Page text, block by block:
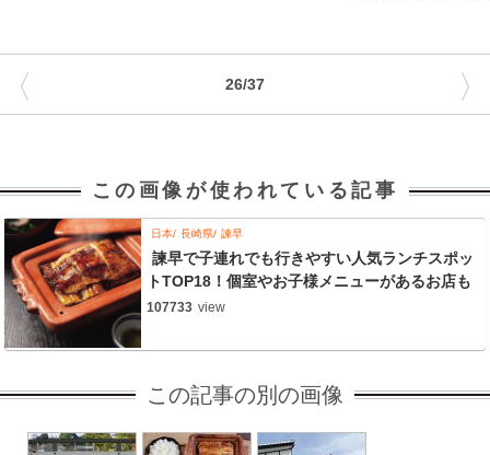
26/37
〈 〉
この画像が使われている記事
日本 長崎県 諫早
諫早で子連れでも行きやすい人気ランチスポッ
トTOP18！個室やお子様メニューがあるお店も
107733 view
この記事の別の画像